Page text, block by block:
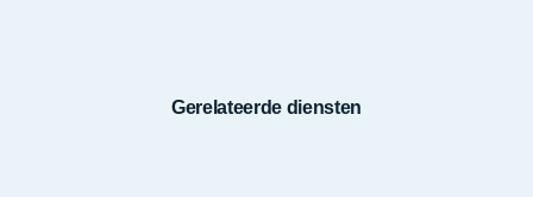
Gerelateerde diensten